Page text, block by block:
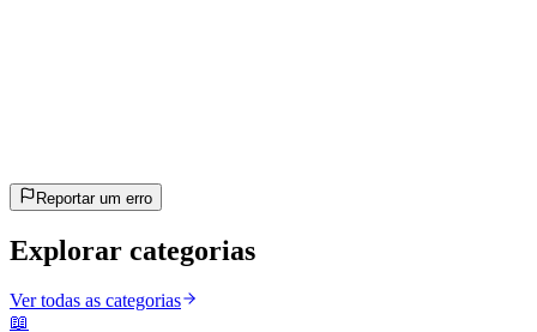
Reportar um erro
Explorar categorias
Ver todas as categorias
📖